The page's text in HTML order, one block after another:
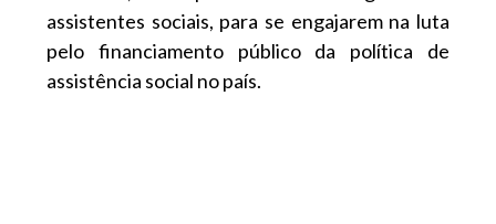
assistentes sociais, para se engajarem na luta
pelo financiamento público da política de
assistência social no país.